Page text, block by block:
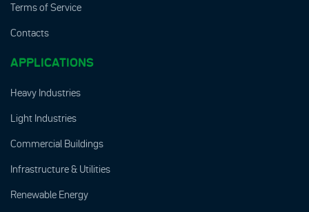
Terms of Service
Contacts
APPLICATIONS
Heavy Industries
Light Industries
Commercial Buildings
Infrastructure & Utilities
Renewable Energy